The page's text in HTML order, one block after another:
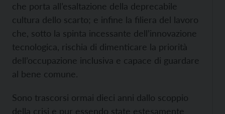
che porta all’esaltazione della deprecabile
cultura dello scarto; e infine la filiera del lavoro
che, sotto la spinta incessante dell’innovazione
tecnologica, rischia di dimenticare la priorità
dell’occupazione inclusiva e capace di guardare
al bene comune.
Sono trascorsi ormai dieci anni dallo scoppio
della crisi e pur essendo state estesamente